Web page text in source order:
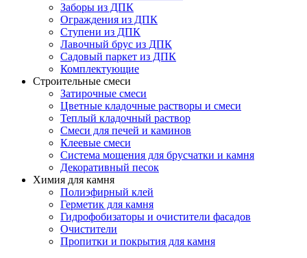
Заборы из ДПК
Ограждения из ДПК
Ступени из ДПК
Лавочный брус из ДПК
Садовый паркет из ДПК
Комплектующие
Строительные смеси
Затирочные смеси
Цветные кладочные растворы и смеси
Теплый кладочный раствор
Смеси для печей и каминов
Клеевые смеси
Система мощения для брусчатки и камня
Декоративный песок
Химия для камня
Полиэфирный клей
Герметик для камня
Гидрофобизаторы и очистители фасадов
Очистители
Пропитки и покрытия для камня